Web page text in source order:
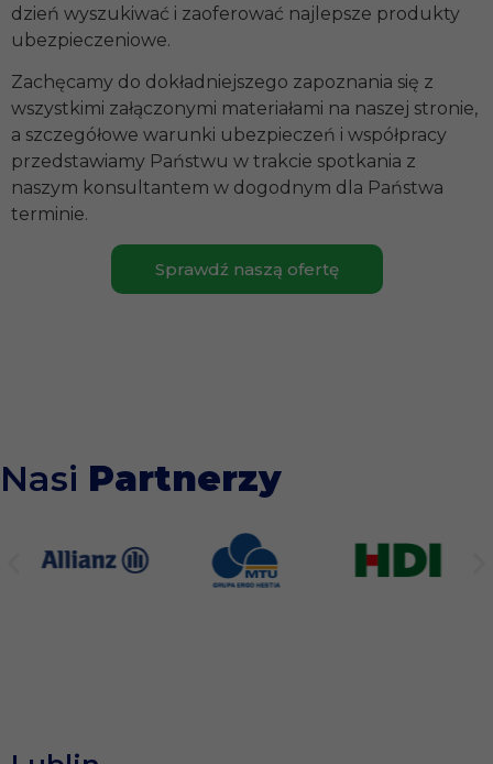
Sprawdź naszą ofertę
dzień wyszukiwać i zaoferować najlepsze produkty
ubezpieczeniowe.
Zachęcamy do dokładniejszego zapoznania się z
wszystkimi załączonymi materiałami na naszej stronie,
a szczegółowe warunki ubezpieczeń i współpracy
przedstawiamy Państwu w trakcie spotkania z
naszym konsultantem w dogodnym dla Państwa
terminie.
Nasi Partnerzy